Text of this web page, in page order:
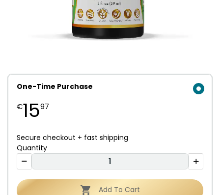
One-Time Purchase
€1597
Secure checkout + fast shipping
Quantity
 Add To Cart